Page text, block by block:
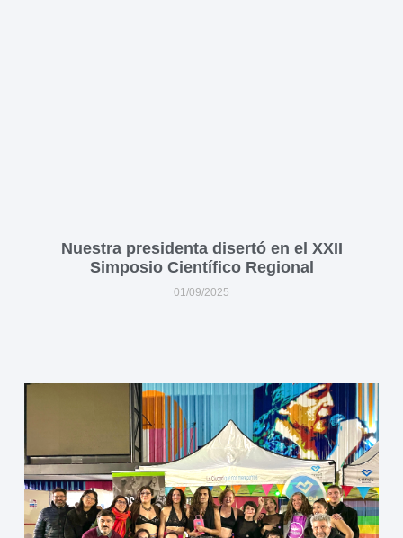
Nuestra presidenta disertó en el XXII
Simposio Científico Regional
01/09/2025